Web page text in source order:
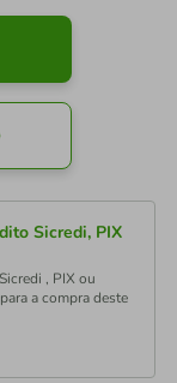
Sicredi, PIX
, PIX ou
a compra deste